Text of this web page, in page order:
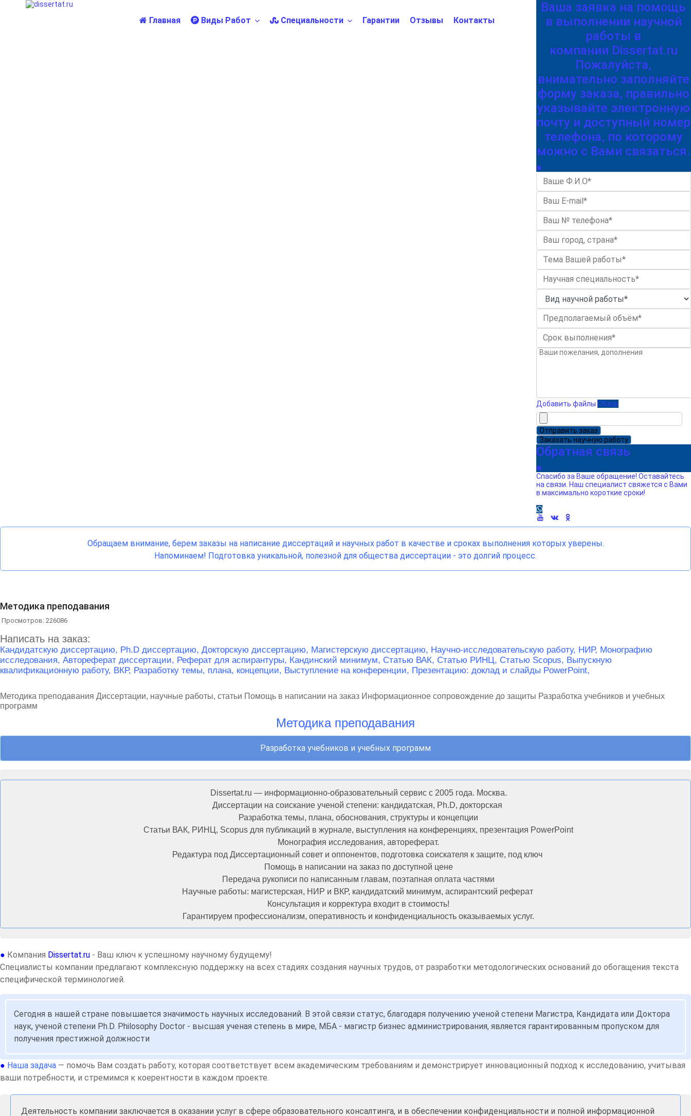
Главная Виды Работ Специальности Гарантии Отзывы Контакты
Ваша заявка на помощь
в выполнении научной
работы в
компании Dissertat.ru
Пожалуйста,
внимательно заполняйте
форму заказа, правильно
указывайте электронную
почту и доступный номер
телефона, по которому
можно с Вами связаться.
Добавить файлы Обзор
Отправить заказ
Заказать научную работу
Обратная связь
Спасибо за Ваше обращение! Оставайтесь
на связи. Наш специалист свяжется с Вами
в максимально короткие сроки!
Обращаем внимание, берем заказы на написание диссертаций и научных работ в качестве и сроках выполнения которых уверены.
Напоминаем! Подготовка уникальной, полезной для общества диссертации - это долгий процесс.
Методика преподавания
Просмотров: 226086
Написать на заказ:
Кандидатскую диссертацию, Ph.D диссертацию, Докторскую диссертацию, Магистерскую диссертацию, Научно-исследовательскую работу, НИР, Монографию
исследования, Автореферат диссертации, Реферат для аспирантуры, Кандинский минимум, Статью ВАК, Статью РИНЦ, Статью Scopus, Выпускную
квалификационную работу, ВКР, Разработку темы, плана, концепции, Выступление на конференции, Презентацию: доклад и слайды PowerPoint,
Методика преподавания Диссертации, научные работы, статьи Помощь в написании на заказ Информационное сопровождение до защиты Разработка учебников и учебных
программ
Методика преподавания
Разработка учебников и учебных программ
Dissertat.ru — информационно-образовательный сервис с 2005 года. Москва.
Диссертации на соискание ученой степени: кандидатская, Ph.D, докторская
Разработка темы, плана, обоснования, структуры и концепции
Статьи ВАК, РИНЦ, Scopus для публикаций в журнале, выступления на конференциях, презентация PowerPoint
Монография исследования, автореферат.
Редактура под Диссертационный совет и оппонентов, подготовка соискателя к защите, под ключ
Помощь в написании на заказ по доступной цене
Передача рукописи по написанным главам, поэтапная оплата частями
Научные работы: магистерская, НИР и ВКР, кандидатский минимум, аспирантский реферат
Консультация и корректура входит в стоимость!
Гарантируем профессионализм, оперативность и конфиденциальность оказываемых услуг.
● Компания Dissertat.ru - Ваш ключ к успешному научному будущему!
Специалисты компании предлагают комплексную поддержку на всех стадиях создания научных трудов, от разработки методологических оснований до обогащения текста
специфической терминологией.
Сегодня в нашей стране повышается значимость научных исследований. В этой связи статус, благодаря получению ученой степени Магистра, Кандидата или Доктора
наук, ученой степени Ph.D. Philosophy Doctor - высшая ученая степень в мире, МБА - магистр бизнес администрирования, является гарантированным пропуском для
получения престижной должности
● Наша задача — помочь Вам создать работу, которая соответствует всем академическим требованиям и демонстрирует инновационный подход к исследованию, учитывая
ваши потребности, и стремимся к коерентности в каждом проекте.
Деятельность компании заключается в оказании услуг в сфере образовательного консалтинга, и в обеспечении конфиденциальности и полной информационной